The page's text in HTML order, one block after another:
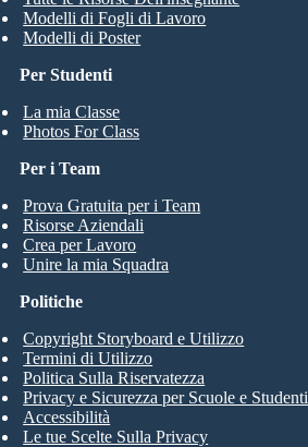
Per Studenti
La mia Classe
Photos For Class
Modelli di Fogli di Lavoro
Modelli di Poster
Per i Team
Prova Gratuita per i Team
Risorse Aziendali
Crea per Lavoro
Unire la mia Squadra
Politiche
Copyright Storyboard e Utilizzo
Termini di Utilizzo
Politica Sulla Riservatezza
Privacy e Sicurezza per Scuole e Studenti
Accessibilità
Le tue Scelte Sulla Privacy